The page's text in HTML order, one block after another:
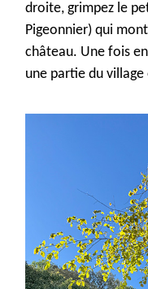
droite, grimpez le
Pigeonnier) qui
château. Une fois en
une partie du